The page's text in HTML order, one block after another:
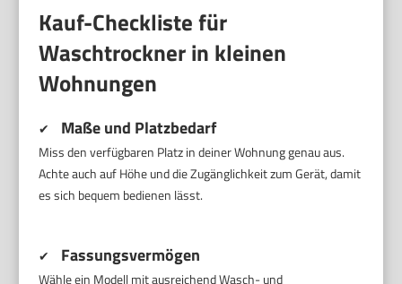
Kauf-Checkliste für
Waschtrockner in kleinen
Wohnungen
✔ Maße und Platzbedarf
Miss den verfügbaren Platz in deiner Wohnung genau aus.
Achte auch auf Höhe und die Zugänglichkeit zum Gerät, damit
es sich bequem bedienen lässt.
✔ Fassungsvermögen
Wähle ein Modell mit ausreichend Wasch- und